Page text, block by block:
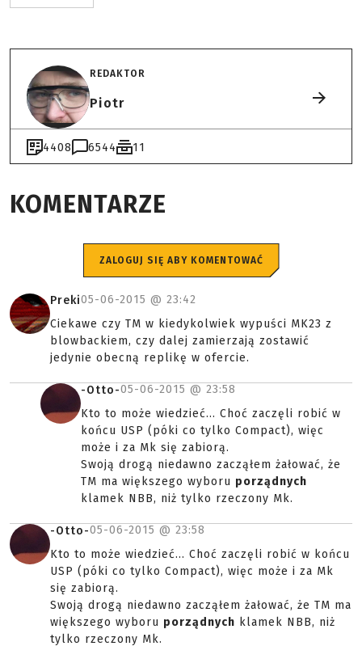
REDAKTOR
Piotr
4408 6544 11
KOMENTARZE
ZALOGUJ SIĘ ABY KOMENTOWAĆ
Preki05-06-2015 @ 23:42
Ciekawe czy TM w kiedykolwiek wypuści MK23 z
blowbackiem, czy dalej zamierzają zostawić
jedynie obecną replikę w ofercie.
-Otto-05-06-2015 @ 23:58
Kto to może wiedzieć... Choć zaczęli robić w
końcu USP (póki co tylko Compact), więc
może i za Mk się zabiorą.
Swoją drogą niedawno zacząłem żałować, że
TM ma większego wyboru porządnych
klamek NBB, niż tylko rzeczony Mk.
-Otto-05-06-2015 @ 23:58
Kto to może wiedzieć... Choć zaczęli robić w końcu
USP (póki co tylko Compact), więc może i za Mk
się zabiorą.
Swoją drogą niedawno zacząłem żałować, że TM ma
większego wyboru porządnych klamek NBB, niż
tylko rzeczony Mk.